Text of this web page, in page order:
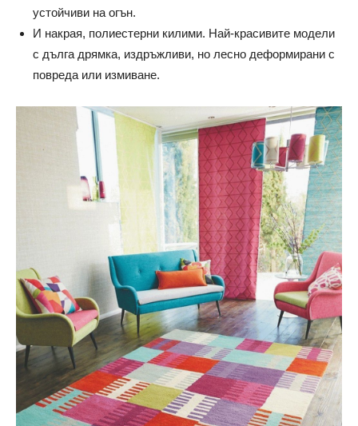
устойчиви на огън.
И накрая, полиестерни килими. Най-красивите модели
с дълга дрямка, издръжливи, но лесно деформирани с
повреда или измиване.